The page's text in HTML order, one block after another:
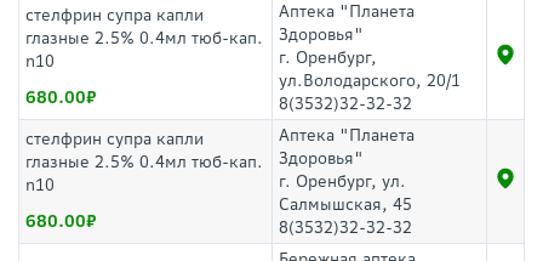
стелфрин супра капли
глазные 2.5% 0.4мл тюб-кап.
n10
680.00
Аптека "Планета
Здоровья"
г. Оренбург,
ул.Володарского, 20/1
8(3532)32-32-32
стелфрин супра капли
глазные 2.5% 0.4мл тюб-кап.
n10
680.00
Аптека "Планета
Здоровья"
г. Оренбург, ул.
Салмышская, 45
8(3532)32-32-32